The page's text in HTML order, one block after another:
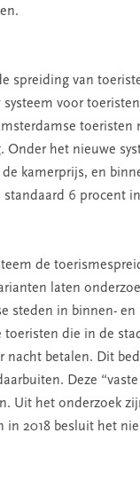
spreiding van
voor
toeristen
Onder het nieuwe
kamerprijs, en
6 procent
de
laten
steden in binnen-
toeristen die in de
nacht betalen. Dit
Deze
Uit het onderzoek
in 2018 besluit het